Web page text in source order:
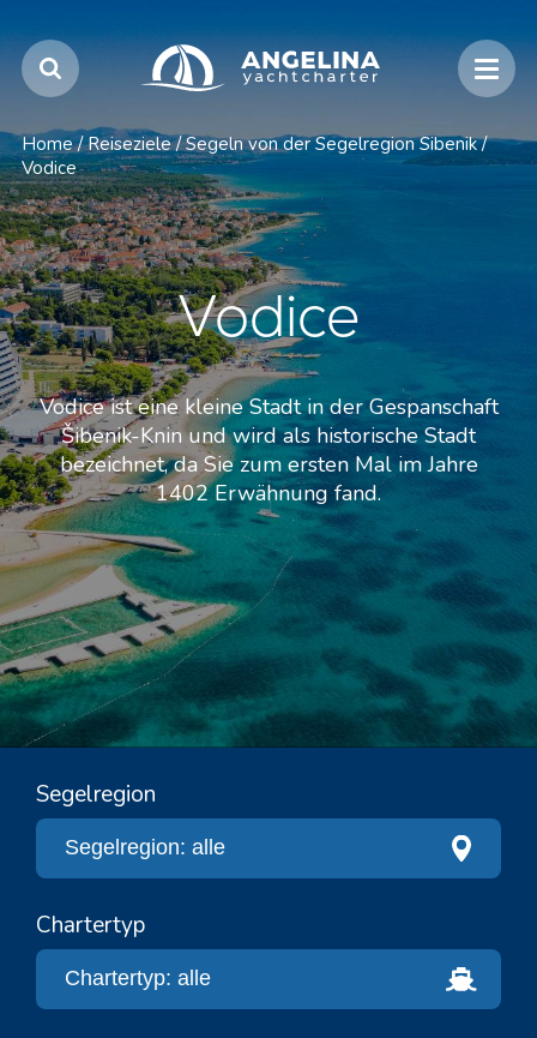
Home / Reiseziele / Segeln von der Segelregion Sibenik /
Vodice
Vodice
Vodice ist eine kleine Stadt in der Gespanschaft
Šibenik-Knin und wird als historische Stadt
bezeichnet, da Sie zum ersten Mal im Jahre
1402 Erwähnung fand.
Segelregion
Chartertyp